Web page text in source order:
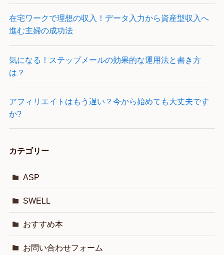
在宅ワークで理想の収入！データ入力から資産型収入へ
進む主婦の成功法
気になる！ステップメールの効果的な運用法と書き方
は？
アフィリエイトはもう遅い？今から始めても大丈夫です
か?
カテゴリー
ASP
SWELL
おすすめ本
お問い合わせフォーム